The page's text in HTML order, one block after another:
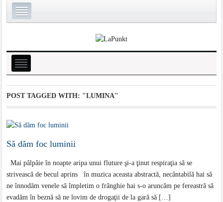
POST TAGGED WITH: "LUMINA"
Să dăm foc luminii
Mai pâlpâie în noapte aripa unui fluture şi-a ţinut respiraţia să se
strivească de becul aprins în muzica aceasta abstractă, necântabilă hai să
ne înnodăm venele să împletim o frânghie hai s-o aruncăm pe fereastră să
evadăm în beznă să ne lovim de drogaţii de la gară să […]